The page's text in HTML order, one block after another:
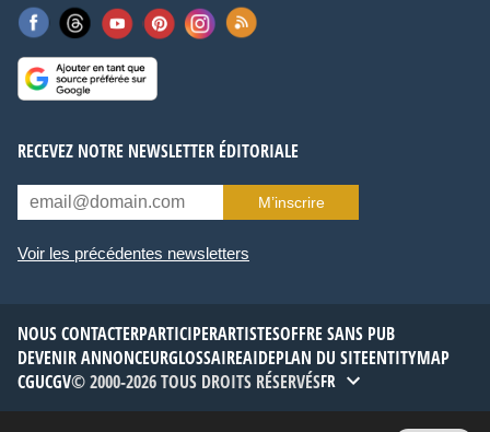
RECEVEZ NOTRE NEWSLETTER ÉDITORIALE
M’inscrire
Voir les précédentes newsletters
NOUS CONTACTERPARTICIPERARTISTESOFFRE SANS PUB
DEVENIR ANNONCEURGLOSSAIREAIDEPLAN DU SITEENTITYMAP
CGUCGV© 2000-2026 TOUS DROITS RÉSERVÉSFR